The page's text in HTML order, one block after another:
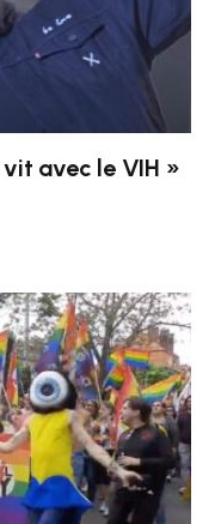
avec le VIH »